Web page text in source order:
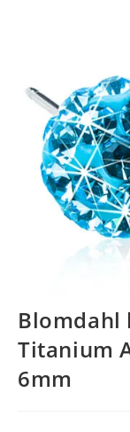
Blomdahl
Titanium
6mm